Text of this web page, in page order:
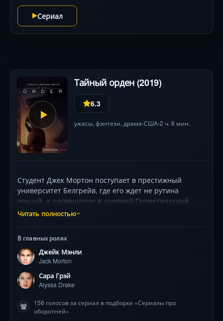
Сериал
Тайный орден (2019)
6.3
ужасы, фэнтези, драма•США•2 ч. 6 мин.
Студент Джек Мортон поступает в престижный
университет Белгрейв, где его ждет не рутина
лекций, а посвящение в древний Герметический
Орден Голубой Розы. Под мантиями и ритуалами
предательством: друзья хранят мрачные секреты,
профессора творят запретную магию, а семейная
тайна связывает его с лидером Ордена. Визуальные
эффекты оживляют демонические сущности и
трансформации, а неожиданные альянсы ставят под
Мэнли, харизматичная Сара Грей в роли Алиссы
Дрейк и непредсказуемая Кэтрин Изабель (Вера
Читать полностью
В главных ролях
Джейк Мэнли
Jack Morton
Сара Грэй
Alyssa Drake
156 голосов за сериал в подборке «Сериалы про
оборотней»